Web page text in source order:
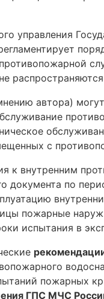
управления
автора)
с
к внутренним
документа по
пожарные
испытания в
пожарных
ГПС МЧС